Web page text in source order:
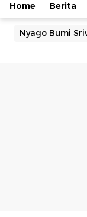
Home Berita
Nyago Bumi